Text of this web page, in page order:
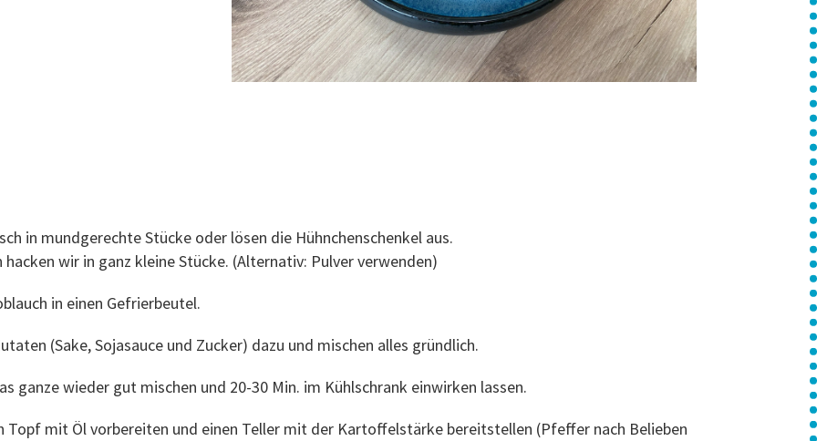
in mundgerechte Stücke oder lösen die Hühnchenschenkel aus.
wir in ganz kleine Stücke. (Alternativ: Pulver verwenden)
in einen Gefrierbeutel.
(Sake, Sojasauce und Zucker) dazu und mischen alles gründlich.
ganze wieder gut mischen und 20-30 Min. im Kühlschrank einwirken lassen.
Topf mit Öl vorbereiten und einen Teller mit der Kartoffelstärke bereitstellen (Pfeffer nach Belieben